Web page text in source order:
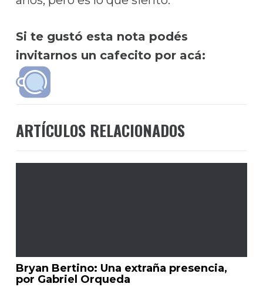
Si te gustó esta nota podés
invitarnos un cafecito por acá:
ARTÍCULOS RELACIONADOS
Bryan Bertino: Una extraña presencia,
por Gabriel Orqueda